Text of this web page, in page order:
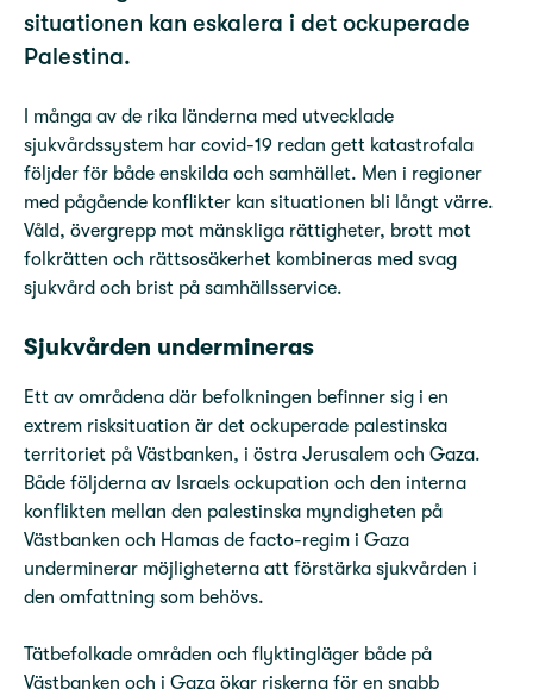
situationen kan eskalera i det ockuperade
Palestina.
I många av de rika länderna med utvecklade
sjukvårdssystem har covid-19 redan gett katastrofala
följder för både enskilda och samhället. Men i regioner
med pågående konflikter kan situationen bli långt värre.
Våld, övergrepp mot mänskliga rättigheter, brott mot
folkrätten och rättsosäkerhet kombineras med svag
sjukvård och brist på samhällsservice.
Sjukvården undermineras
Ett av områdena där befolkningen befinner sig i en
extrem risksituation är det ockuperade palestinska
territoriet på Västbanken, i östra Jerusalem och Gaza.
Både följderna av Israels ockupation och den interna
konflikten mellan den palestinska myndigheten på
Västbanken och Hamas de facto-regim i Gaza
underminerar möjligheterna att förstärka sjukvården i
den omfattning som behövs.
Tätbefolkade områden och flyktingläger både på
Västbanken och i Gaza ökar riskerna för en snabb